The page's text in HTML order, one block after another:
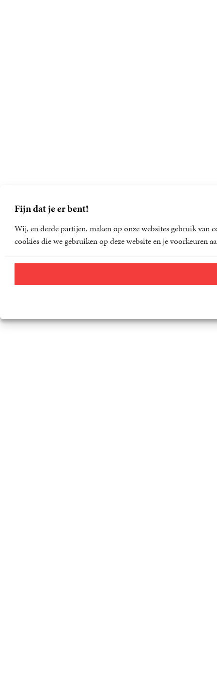
Fijn dat je er bent!
Wij, en derde partijen, maken op onze websites gebruik van
cookies die we gebruiken op deze website en je voorkeuren